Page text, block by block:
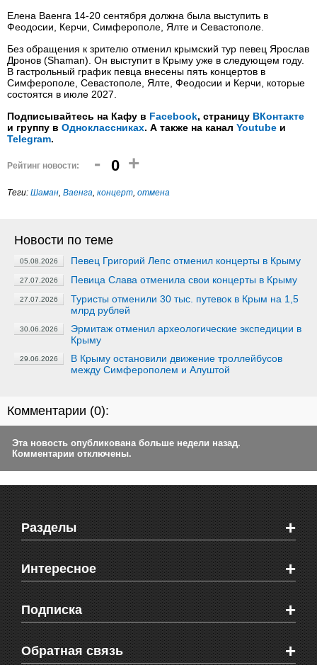
Елена Ваенга 14-20 сентября должна была выступить в
Феодосии, Керчи, Симферополе, Ялте и Севастополе.
Без обращения к зрителю отменил крымский тур певец Ярослав
Дронов (Shaman). Он выступит в Крыму уже в следующем году.
В гастрольный график певца внесены пять концертов в
Симферополе, Севастополе, Ялте, Феодосии и Керчи, которые
состоятся в июле 2027.
Подписывайтесь на Кафу в Facebook, страницу ВКонтакте
и группу в Одноклассниках. А также на канал Youtube и
Telegram.
Рейтинг новости: - 0 +
Теги: Шаман, Ваенга, концерт, отмена
Новости по теме
05.08.2026 Певец Григорий Лепс отменил концерты в Крыму
27.07.2026 Певица Слава отменила свои концерты в Крыму
27.07.2026
Туристы отменили 30 тыс. путевок в Крым на 1,5
млрд рублей
30.06.2026
Эрмитаж отменил археологические экспедиции в
Крыму
29.06.2026
В Крыму остановили движение троллейбусов
между Симферополем и Алуштой
Комментарии (0):
Эта новость опубликована больше недели назад.
Комментарии отключены.
Разделы +
Новости Феодосии
Новости Крыма
Мировые новости
Объявления
Здоровье
СМС мнения читателей
Интересное +
Видео о Феодосии
Веб-камеры Феодосии
Блоги феодосийцев
Школы Феодосии
Подписка +
Печатная версия газеты "Кафа"
RSS
Обратная связь +